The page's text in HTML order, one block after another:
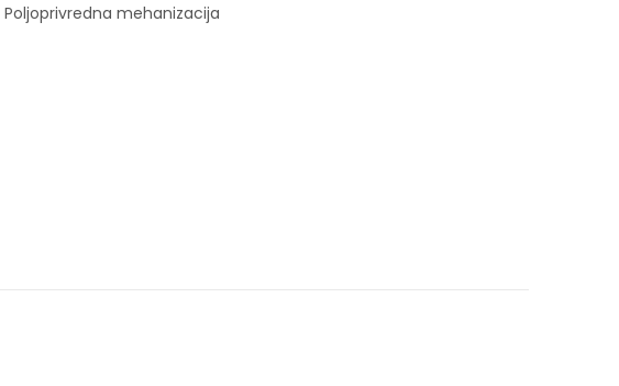
Poljoprivredna mehanizacija